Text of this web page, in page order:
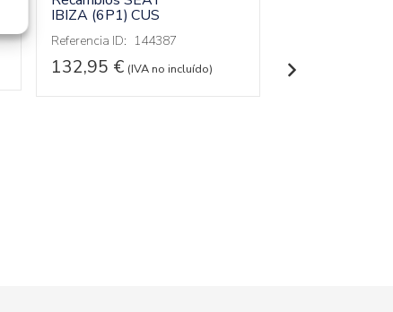
IBIZA (6P1) CUS
Referencia ID: 144387
132,95 € (IVA no incluído) 22,95